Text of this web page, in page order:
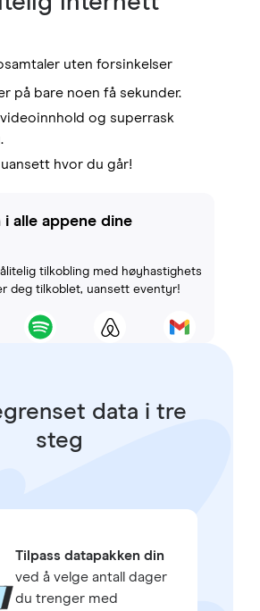
uten forsinkelser
på bare noen få sekunder.
og superrask
hvor du går!
alle appene dine
tilkobling med høyhastighets
deg tilkoblet, uansett eventyr!
data i tre
steg
Tilpass datapakken din
ved å velge antall dager
du trenger med